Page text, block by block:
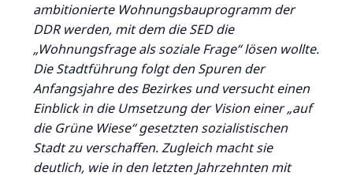
ambitionierte Wohnungsbauprogramm der
DDR werden, mit dem die SED die
„Wohnungsfrage als soziale Frage“ lösen wollte.
Die Stadtführung folgt den Spuren der
Anfangsjahre des Bezirkes und versucht einen
Einblick in die Umsetzung der Vision einer „auf
die Grüne Wiese“ gesetzten sozialistischen
Stadt zu verschaffen. Zugleich macht sie
deutlich, wie in den letzten Jahrzehnten mit